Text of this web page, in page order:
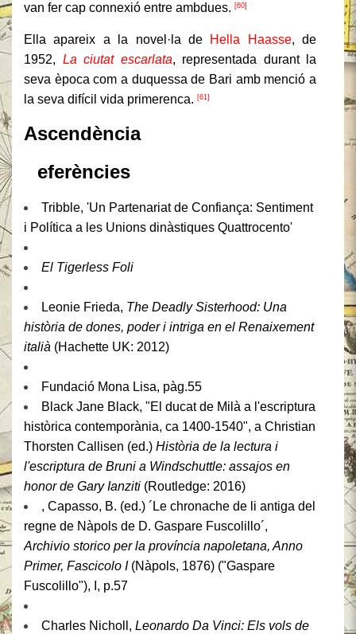
van fer cap connexió entre ambdues. [60]
Ella apareix a la novel·la de Hella Haasse, de
1952, La ciutat escarlata, representada durant la
seva època com a duquessa de Bari amb menció a
la seva difícil vida primerenca. [61]
Ascendència
eferències
Tribble, 'Un Partenariat de Confiança: Sentiment
i Política a les Unions dinàstiques Quattrocento'
El Tigerless Foli
Leonie Frieda, The Deadly Sisterhood: Una
història de dones, poder i intriga en el Renaixement
italià (Hachette UK: 2012)
Fundació Mona Lisa, pàg.55
Black Jane Black, "El ducat de Milà a l'escriptura
històrica contemporània, ca 1400-1540", a Christian
Thorsten Callisen (ed.) Història de la lectura i
l'escriptura de Bruni a Windschuttle: assajos en
honor de Gary Ianziti (Routledge: 2016)
, Capasso, B. (ed.) ´Le chronache de li antiga del
regne de Nàpols de D. Gaspare Fuscolillo´,
Archivio storico per la província napoletana, Anno
Primer, Fascicolo I(Nàpols, 1876) ("Gaspare
Fuscolillo"), I, p.57
Charles Nicholl, Leonardo Da Vinci: Els vols de